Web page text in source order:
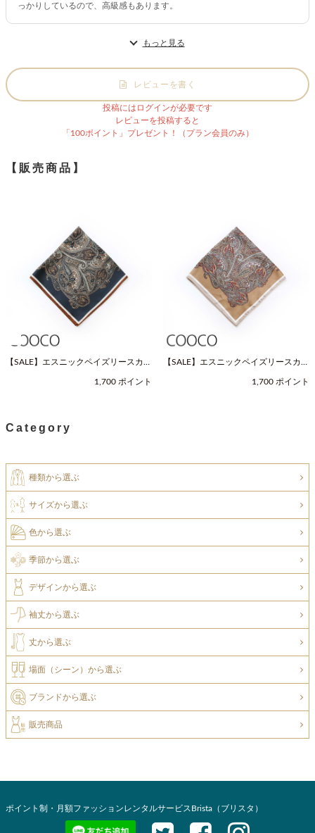
っかりしているので、高級感もあります。
もっと見る
レビューを書く
投稿にはログインが必要です
レビューを投稿すると
「100ポイント」プレゼント！（プラン会員のみ）
【販売商品】
【SALE】エスニックペイズリースカー
1,700 ポイント
【SALE】エスニックペイズリースカー
1,700 ポイント
Category
種類から選ぶ
サイズから選ぶ
色から選ぶ
季節から選ぶ
デザインから選ぶ
袖丈から選ぶ
丈から選ぶ
場面（シーン）から選ぶ
ブランドから選ぶ
販売商品
ポイント制・月額ファッションレンタルサービスBrista（ブリスタ）